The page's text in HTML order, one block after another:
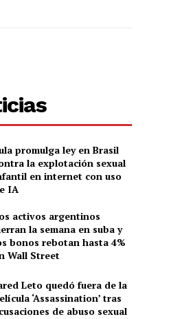
promulga ley en Brasil
la explotación sexual
en internet con uso
IA
activos argentinos
la semana en suba y
bonos rebotan hasta 4%
Wall Street
Leto quedó fuera de la
‘Assassination’ tras
de abuso sexual